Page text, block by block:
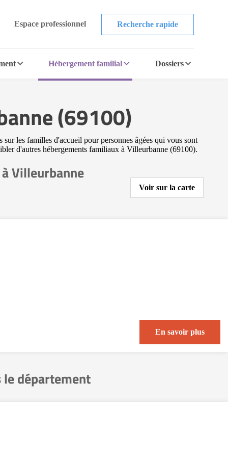
Espace professionnel Recherche rapide
Hébergement familial Dossiers
(69100)
les familles d'accueil pour personnes âgées qui vous sont
d'autres hébergements familiaux à Villeurbanne (69100).
Villeurbanne
Voir sur la carte
En savoir plus
département